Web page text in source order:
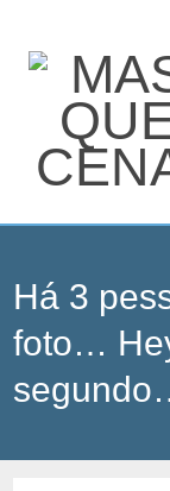
Há 3
foto…